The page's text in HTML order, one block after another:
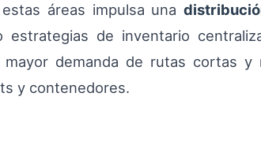
áreas impulsa una
de inventario
demanda de rutas cortas y
y contenedores.